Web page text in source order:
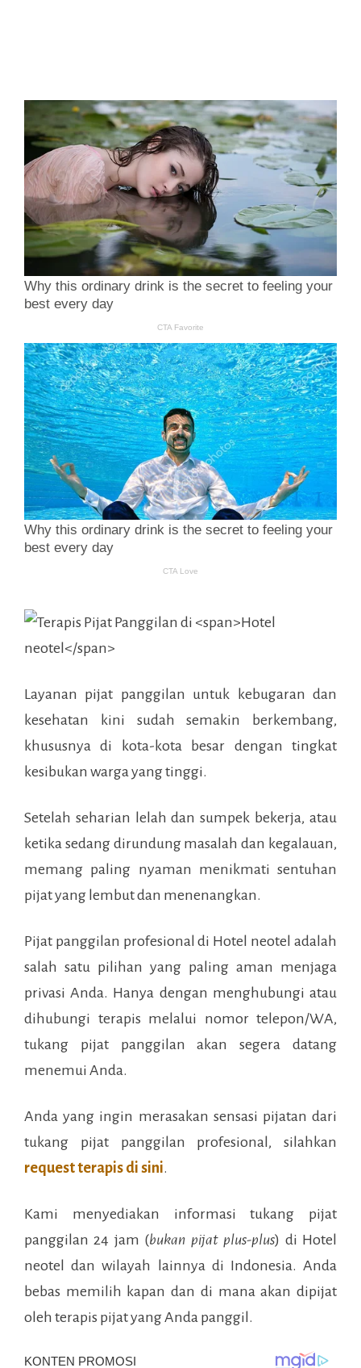
Layanan pijat panggilan untuk kebugaran dan
kesehatan kini sudah semakin berkembang,
khususnya di kota-kota besar dengan tingkat
kesibukan warga yang tinggi.
Setelah seharian lelah dan sumpek bekerja, atau
ketika sedang dirundung masalah dan kegalauan,
memang paling nyaman menikmati sentuhan
pijat yang lembut dan menenangkan.
Pijat panggilan profesional di Hotel neotel adalah
salah satu pilihan yang paling aman menjaga
privasi Anda. Hanya dengan menghubungi atau
dihubungi terapis melalui nomor telepon/WA,
tukang pijat panggilan akan segera datang
menemui Anda.
Anda yang ingin merasakan sensasi pijatan dari
tukang pijat panggilan profesional, silahkan
request terapis di sini.
Kami menyediakan informasi tukang pijat
panggilan 24 jam (bukan pijat plus-plus) di Hotel
neotel dan wilayah lainnya di Indonesia. Anda
bebas memilih kapan dan di mana akan dipijat
oleh terapis pijat yang Anda panggil.